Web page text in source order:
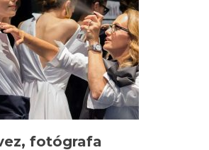
fotógrafa